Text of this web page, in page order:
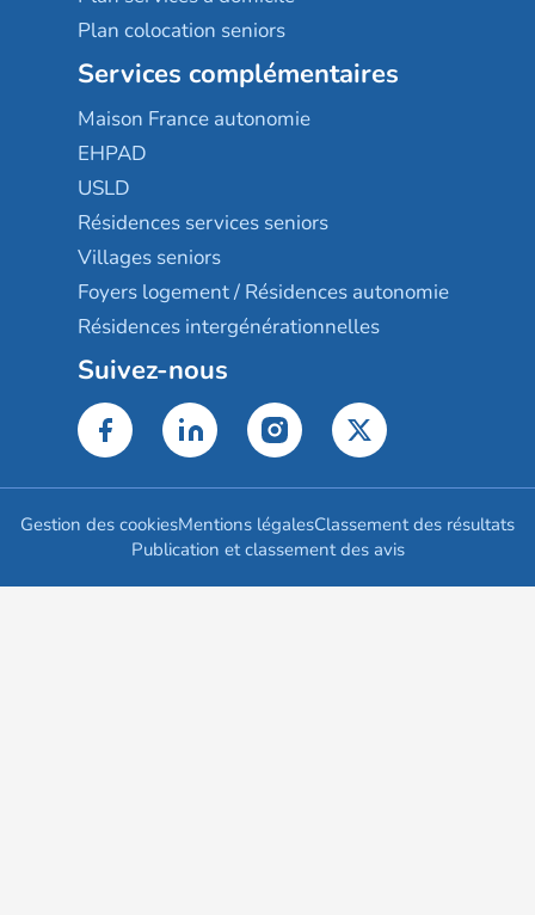
Plan colocation seniors
Services complémentaires
Maison France autonomie
EHPAD
USLD
Résidences services seniors
Villages seniors
Foyers logement / Résidences autonomie
Résidences intergénérationnelles
Suivez-nous
Gestion des cookiesMentions légalesClassement des résultats
Publication et classement des avis